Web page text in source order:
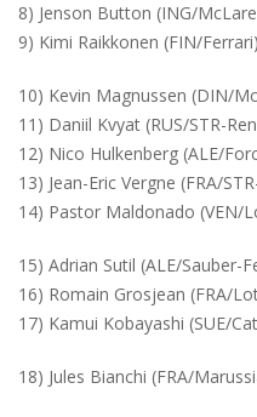
8) Jenson Button (ING/
9) Kimi Raikkonen (FIN/
10) Kevin Magnussen (DIN/
11) Daniil Kvyat (RUS/STR-
12) Nico Hulkenberg (ALE/
13) Jean-Eric Vergne (FRA/
14) Pastor Maldonado (VEN/
15) Adrian Sutil (ALE/Sauber-
16) Romain Grosjean (FRA/
17) Kamui Kobayashi (SUE/
18) Jules Bianchi (FRA/